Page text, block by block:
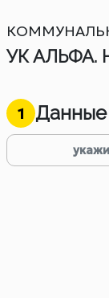
УК АЛЬФА.
1